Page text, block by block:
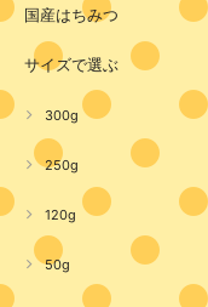
国産はちみつ
サイズで選ぶ
300g
250g
120g
50g